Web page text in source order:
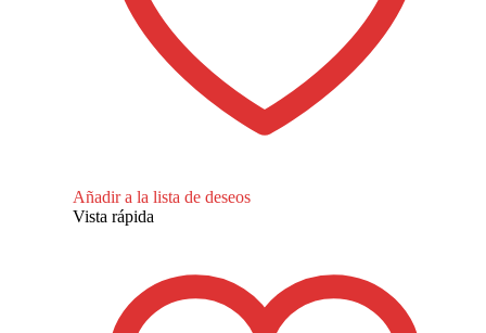
Añadir a la lista de deseos
Vista rápida